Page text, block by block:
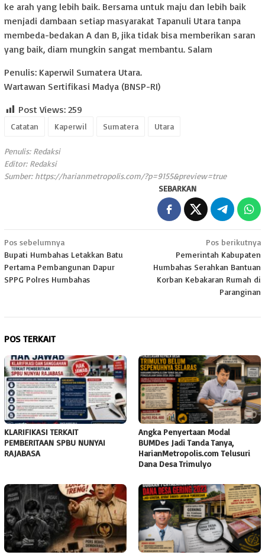
ke arah yang lebih baik. Bersama untuk maju dan lebih baik
menjadi dambaan setiap masyarakat Tapanuli Utara tanpa
membeda-bedakan A dan B, jika tidak bisa memberikan saran
yang baik, diam mungkin sangat membantu. Salam
Penulis: Kaperwil Sumatera Utara.
Wartawan Sertifikasi Madya (BNSP-RI)
Post Views: 259
Catatan Kaperwil Sumatera Utara
Penulis: Redaksi
Editor: Redaksi
Sumber: https://harianmetropolis.com/?p=9155&preview=true
SEBARKAN
Navigasi
pos
Pos sebelumnya
Bupati Humbahas Letakkan Batu
Pertama Pembangunan Dapur
SPPG Polres Humbahas
Pos berikutnya
Pemerintah Kabupaten
Humbahas Serahkan Bantuan
Korban Kebakaran Rumah di
Paranginan
POS TERKAIT
KLARIFIKASI TERKAIT
PEMBERITAAN SPBU NUNYAI
RAJABASA
Angka Penyertaan Modal
BUMDes Jadi Tanda Tanya,
HarianMetropolis.com Telusuri
Dana Desa Trimulyo